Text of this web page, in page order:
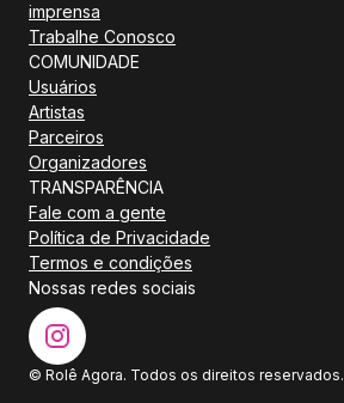
imprensa
Trabalhe Conosco
COMUNIDADE
Usuários
Artistas
Parceiros
Organizadores
TRANSPARÊNCIA
Fale com a gente
Política de Privacidade
Termos e condições
Nossas redes sociais
© Rolê Agora. Todos os direitos reservados.